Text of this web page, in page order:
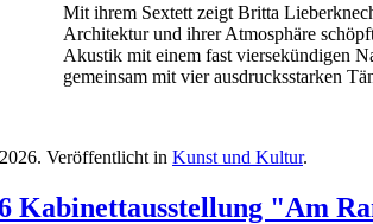
Mit ihrem Sextett zeigt Britta
Architektur und ihrer Atmosphäre
Akustik mit einem fast viersekündigen
gemeinsam mit vier ausdrucksstarken
. Veröffentlicht in Kunst und Kultur.
Kabinettausstellung "Am